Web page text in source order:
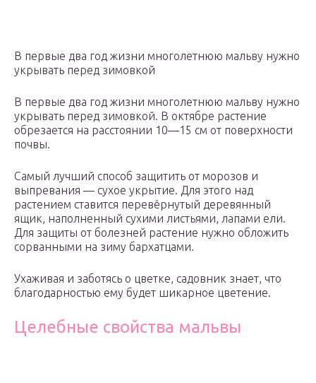
В первые два год жизни многолетнюю мальву нужно
укрывать перед зимовкой
В первые два год жизни многолетнюю мальву нужно
укрывать перед зимовкой. В октябре растение
обрезается на расстоянии 10—15 см от поверхности
почвы.
Самый лучший способ защитить от морозов и
выпревания — сухое укрытие. Для этого над
растением ставится перевёрнутый деревянный
ящик, наполненный сухими листьями, лапами ели.
Для защиты от болезней растение нужно обложить
сорванными на зиму бархатцами.
Ухаживая и заботясь о цветке, садовник знает, что
благодарностью ему будет шикарное цветение.
Целебные свойства мальвы